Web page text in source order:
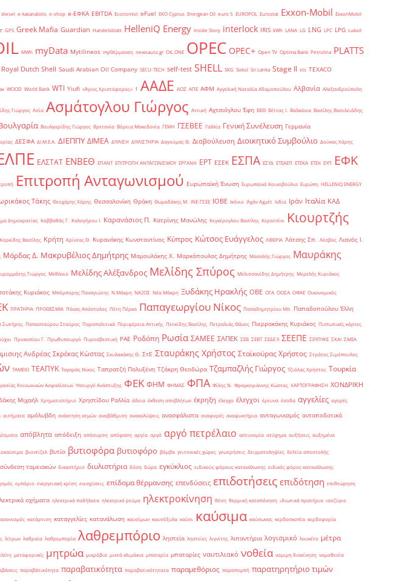
diesel e-katanalotis e-shop e-ΕΦΚΑ EBITDA Economist eFuel EKO Cyprus Energean Oil euro 5 EUROPOL Eurostat Exxon-Mobil ExxonMobil
GPS Greek Mafia Guardian Handelsblatt HelleniQ Energy Inside Story interlock IRIS kWh LANA LG LNG LPC LPG Lukoil
MWh myData Mytilineos myΘέρμανση newsauto.gr OIL ONE OPEC OPEC+ Open TV Optima Bank Petrolina PLATTS
Royal Dutch Shell Saudi Arabian Oil Company SECU-TECH self-test SHELL SKG Sokol Sri Lanka Stage II sts TEXACO
WOOD World Bank WTI Yiufi «Άγιος Χριστόφορος» ΄1 ΑΑΔΕ ΑΟΖ ΑΠΕ ΑΦΜ Αγγελική Ναταλία Αδαμοπούλου Αλβανία Αλεξανδρούπολη
Γιώργος Ασία Ασμάτογλου Γιώργος Αττική Αχτσιόγλου Έφη ΒΕΘ Βέττας Ι. Βαλκάνια Βασίλης Βασιλειάδης
Βουλγαρίδης Γιώργος Βρετανία Βόρεια Μακεδονία ΓΕΜΗ ΓΣΕΒΕΕ Γαλλία Γενική Συνέλευση Γερμανία
ΔΕΣΦΑ ΔΙ.Μ.Ε.Α. ΔΙΕΠΠΥ ΔΙΜΕΑ ΔΙΥΛΙΣΗ ΔΙΥΛΙΣΤΗΡΙΑ Δαγούμας Θ. Διαβούλευση Διοικητικό Συμβούλιο Δούκας Χάρης
ΕΛΣΤΑΤ ΕΝΒΕΘ ΕΠΑΝΤ ΕΠΙΤΡΟΠΗ ΑΝΤΑΓΩΝΙΣΜΟΥ ΕΡΓΑΝΗ ΕΡΤ ΕΣΕΚ ΕΣΠΑ ΕΣΥΔ ΕΤΕΑΕΠ ΕΤΕΚΑ ΕΤΕπ ΕΥΠ ΕΦΚ
Επιτροπή Ανταγωνισμού Ευρωπαϊκή Ένωση Ευρωπαϊκό Κοινοβούλιο Ευρώπη ΗELLENiQ ENERGY
Τάκης Θεοχάρης Χάρης Θεσσαλονίκη Θράκη Θωμαδάκης Μ. ΙΝΕ-ΓΣΕΕ ΙΟΒΕ Ικόνιο Ιλχάν Αχμέτ Ινδία Ιράν Ιταλία ΚΑΔ
Δημοκρατίας Καββαθάς Γ. Καλογήρου Ι. Καρανάσιος Π. Κατρίνης Μανώλης Κεγκέρογλου Βασίλης Κερατσίνι
Κιουρτζής
Κορκίδης Βασίλης Κρήτη Κρίντας Θ. Κυρανάκης Κωνσταντίνος Κύπρος Κώτσος Ευάγγελος ΛΙΒΕΡΙΑ Λάτσης Σπ. Λέσβος Λιανός Ι.
Μάρδας Δ. Μακρυβέλιος Δημήτρης Μαμουλάκης Χ. Μαρκόπουλος Δημήτρης Μασαλής Γιώργος Μαυράκης
Γιώργος Μεθάνιο Μελίδης Αλέξανδρος Μελίδης Σπύρος Μελισσανίδης Δημήτρης Μερελής Κυριάκος
Κυριάκος Μπόμπορης Παναγιώτης Ν.Μάκρη ΝΑΞΟΣ Νέα Μάκρη Ξυδάκης Ηρακλής ΟΒΕ ΟΓΑ ΟΟΣΑ ΟΦΑΕ Οικονομικός
ΠΡΑΤΗΡΙΑ ΠΡΟΘΕΣΜΙΑ Πάνας Απόστολος Πέτη Πέρκα Παπαγεωργίου Νίκος Παπαδημητρίου Μπ. Παπαδοπούλου Έλλη
Σωτήρης Παπασταύρου Σταύρος Παραπολιτικά Περιφέρεια Αττικής Πετκίδης Βασίλης Πετραλιάς Θάνος Πιερρακάκης Κυριάκος Πιστωτικές κάρτες
Προκοπίου Γ. Πρωθυπουργό Πυροσβεστική ΡΑΕ Ροδόπη Ρωσία ΣΑΜΕΕ ΣΑΠΕΚ ΣΕΒ ΣΕΒΤ ΣΕΔΕ ΙΙ ΣΕΕΠΕ ΣΕΥΠΥΚΕ ΣΚΑΙ ΣΜΕΑ
Ανδρέας Σκρέκας Κώστας Σκυλακάκης Θ. ΣτΕ Σταυράκης Χρήστος Σταϊκούρας Χρήστος Στράτος Σιμόπουλος
ΤΑΜΕΙΟ ΤΕΑΠΥΚ Ταγαράς Νίκος Ταπρατζή Πολυξένη Τζάκρη Θεοδώρα Τζαμπαζλής Γιώργος Τζιόλας Χρήστος Τουρκία
Κοινωνικών Ασφαλίσεων Υπουργό Ανάπτυξης ΦΕΚ ΦΗΜ ΦΗΜΑΣ ΦΠΑ Φίλης Ν. Φραγκογιάννης Κώστας ΧΑΡΤΟΓΡΑΦΗΣΗ ΧΟΝΔΡΙΚΗ
Μιχαήλ Χρηματιστήριο Χρηστίδου Ραλλία άδεια έκθεση αποβλήτων έκρηξη έλεγχο έλεγχοι έρευνα έσοδα αγγελίες αγορές
αιτήματα αμόλυβδη ανάκτηση ατμών αναβάθμιση ανακαλύψεις ανασφάλιστα αναφορές αναψυκτήρια ανταγωνισμός ανταποδοτικά
απόβλητα απόδειξη απόσυρση απόφαση αργία αργό αργό πετρέλαιο αστυνομία ατύχημα αυξήσεις αυξημένα
βιοντίζελ βυτίο βυτιοφόρα βυτιοφόρο βόμβα γειτονικές χώρες γεωτρήσεις δειγματοληψίες δελτίο αποστολής
ταμειακών δικαστήριο διυλιστήρια δόση δώρα εγκύκλιος ειδικούς φόρους κατανάλωσης ειδικός φόρος κατανάλωσης
εμπόριο ενεργειακή κρίση ενισχύσεις επίδομα θέρμανσης επενδύσεις επιδοτήσεις επιδότηση επιθεώρηση
οχήματα ηλεκτρικά ποδήλατα ηλεκτρικό ρεύμα ηλεκτροκίνηση θέση θερμική καταπόνηση ιδιωτικά πρατήρια ισοζύγιο
κατάρτιση καταγγελίες κατανάλωση καυσίμων καυσόξυλα καύσι καύσιμα καύσωνας κερδοσκοπία κερδοφορία
λίτρων λαθραία λαθρεμπορία λαθρεμπόριο ληστεία ληστείες λιγνίτης λιπαντήρια λογισμικό λουκέτο μέτρα
μεταφορικές μητρώα μικρόβια μικτά κλιμάκια μπαταρία μπαταρίες ναυτιλιακό νοθεία νομιμη διακίνηση νομοθεσία
παραβάτικότητα παραβατικότητα παραβατικότητατα παραμεθόριος παραπομπή παρατηρητήριο τιμών